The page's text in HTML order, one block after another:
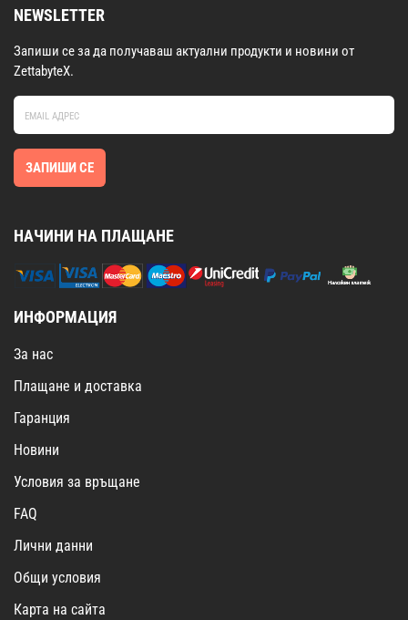
NEWSLETTER
Запиши се за да получаваш актуални продукти и новини от
ZettabyteX.
ЗАПИШИ СЕ
НАЧИНИ НА ПЛАЩАНЕ
ИНФОРМАЦИЯ
За нас
Плащане и доставка
Гаранция
Новини
Условия за връщане
FAQ
Лични данни
Общи условия
Карта на сайта